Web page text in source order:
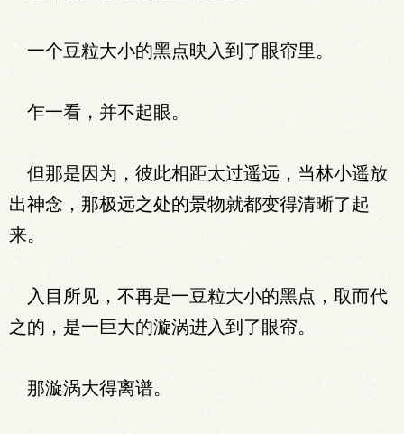
一个豆粒大小的黑点映入到了眼帘里。
乍一看，并不起眼。
但那是因为，彼此相距太过遥远，当林小遥放
出神念，那极远之处的景物就都变得清晰了起
来。
入目所见，不再是一豆粒大小的黑点，取而代
之的，是一巨大的漩涡进入到了眼帘。
那漩涡大得离谱。